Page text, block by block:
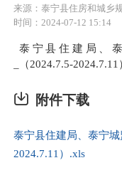
来源：泰宁县住房和城乡
时间：2024-07-12 15:14
泰宁县住建局、
_（2024.7.5-2024.7.11
附件下载
泰宁县住建局、泰宁
2024.7.11）.xls